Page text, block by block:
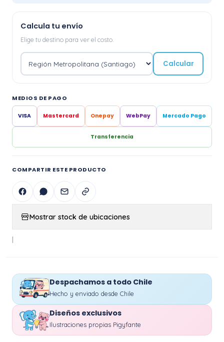
Calcula tu envío
Elige tu destino para ver el costo.
Calcular
MEDIOS DE PAGO
VISA Mastercard Onepay WebPay Mercado Pago
Transferencia
COMPARTIR ESTE PRODUCTO
Mostrar stock de ubicaciones
|
Despachamos a todo Chile
Hecho y enviado desde Chile
Diseños exclusivos
Ilustraciones propias Pigyfante